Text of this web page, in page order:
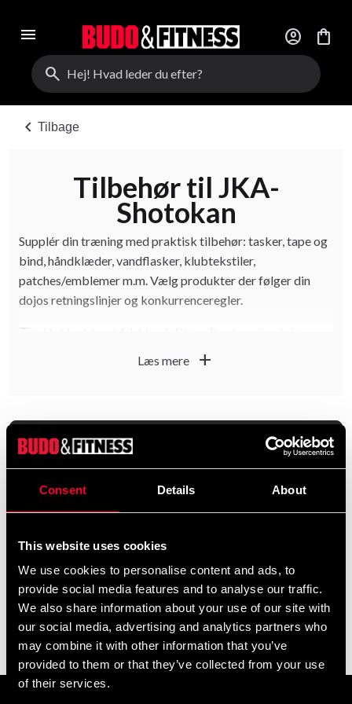
Consent Details About
This website uses cookies
We use cookies to personalise content and ads, to
provide social media features and to analyse our traffic.
We also share information about your use of our site with
our social media, advertising and analytics partners who
may combine it with other information that you’ve
provided to them or that they’ve collected from your use
of their services.
menu account_circle
shopping_bag
search
chevron_left Tilbage
Tilbehør til JKA-
Shotokan
Supplér din træning med praktisk tilbehør: tasker, tape og
bind, håndklæder, vandflasker, klubtekstiler,
patches/emblemer m.m. Vælg produkter der følger din
dojos retningslinjer og konkurrenceregler.
Tip:
vaskeanvisninger og opbevar handsker og beskyttelse i en
Læs mere add
Budo-Nord Vattenflaska
69 SEK
Karate shotokan stofmærke
39 SEK